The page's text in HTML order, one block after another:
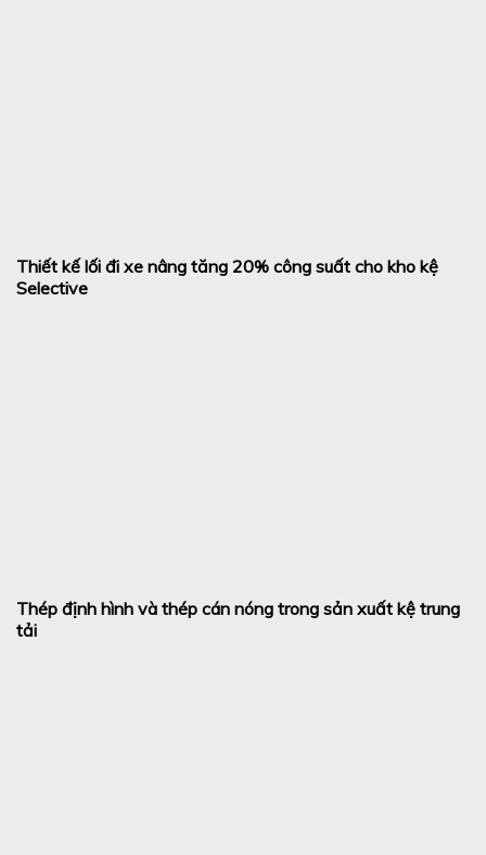
Thiết kế lối đi xe nâng tăng 20% công suất cho kho kệ
Selective
Thép định hình và thép cán nóng trong sản xuất kệ trung
tải